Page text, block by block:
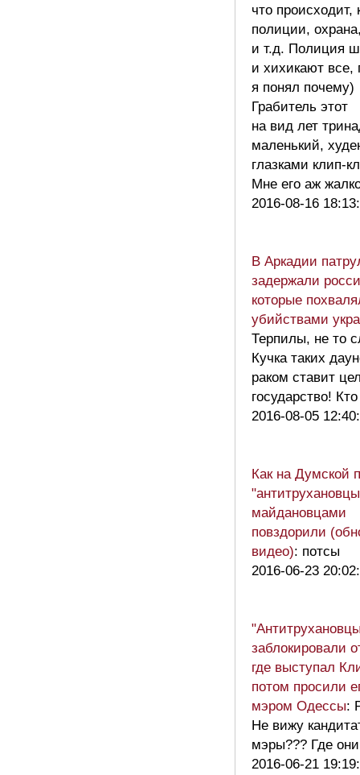
что происходит,
полиции,
и т.д. Полиция
и хихикают все,
я понял почему)
Грабитель этот
на вид лет
маленький,
глазками клип-
Мне его аж
2016-08-16
В Аркадии
задержали
которые
убийствами
Терпилы, не то
Кучка таких
раком ставит
государство!
2016-08-05
Как на Думской
майдановцами
повздорили
видео): потсы
2016-06-23
заблокировали
где выступал
потом просили
мэром Одессы:
Не вижу
мэры??? Где
2016-06-21